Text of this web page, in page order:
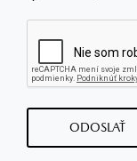
ODOSLAŤ